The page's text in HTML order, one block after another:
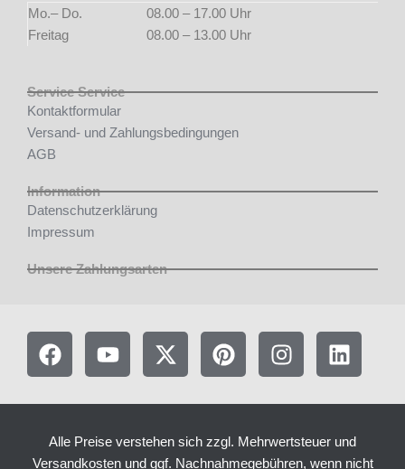
Mo.– Do.
08.00 – 17.00 Uhr
Freitag
08.00 – 13.00 Uhr
Service Service
Kontaktformular
Versand- und Zahlungsbedingungen
AGB
Information
Datenschutzerklärung
Impressum
Unsere Zahlungsarten
F
a
e
b
o
Y
o
t
b
X
-
w
t
P
i
t
e
r
I
n
t
a
g
L
i
k
d
Alle Preise verstehen sich zzgl. Mehrwertsteuer und
Versandkosten und ggf. Nachnahmegebühren, wenn nicht